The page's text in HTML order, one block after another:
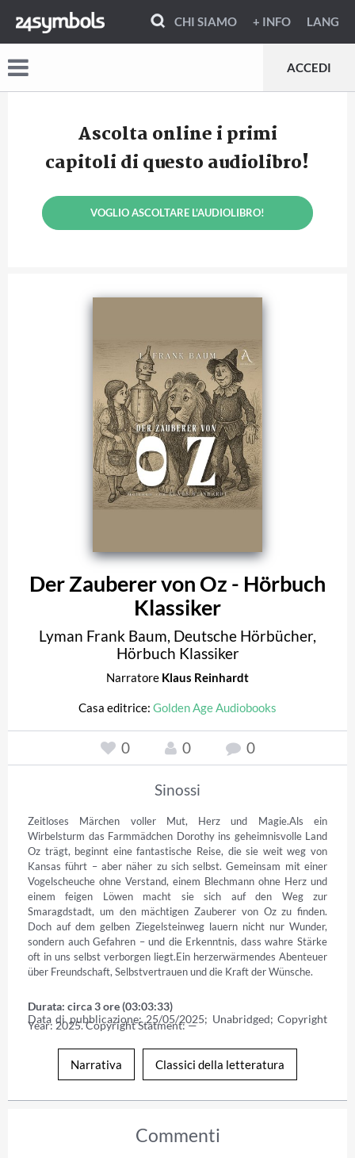
CHI SIAMO + INFO LANG
ACCEDI
Ascolta online i primi
capitoli di questo audiolibro!
VOGLIO ASCOLTARE L'AUDIOLIBRO!
Der Zauberer von Oz - Hörbuch
Klassiker
Lyman Frank Baum, Deutsche Hörbücher,
Hörbuch Klassiker
Narratore Klaus Reinhardt
Casa editrice: Golden Age Audiobooks
0 0 0
Sinossi
Zeitloses Märchen voller Mut, Herz und Magie.Als ein
Wirbelsturm das Farmmädchen Dorothy ins geheimnisvolle Land
Oz trägt, beginnt eine fantastische Reise, die sie weit weg von
Kansas führt – aber näher zu sich selbst. Gemeinsam mit einer
Vogelscheuche ohne Verstand, einem Blechmann ohne Herz und
einem feigen Löwen macht sie sich auf den Weg zur
Smaragdstadt, um den mächtigen Zauberer von Oz zu finden.
Doch auf dem gelben Ziegelsteinweg lauern nicht nur Wunder,
sondern auch Gefahren – und die Erkenntnis, dass wahre Stärke
oft in uns selbst verborgen liegt.Ein herzerwärmendes Abenteuer
über Freundschaft, Selbstvertrauen und die Kraft der Wünsche.
Durata: circa 3 ore (03:03:33)
Data di pubblicazione: 25/05/2025; Unabridged; Copyright
Year: 2025. Copyright Statment: —
Narrativa Classici della letteratura
Commenti